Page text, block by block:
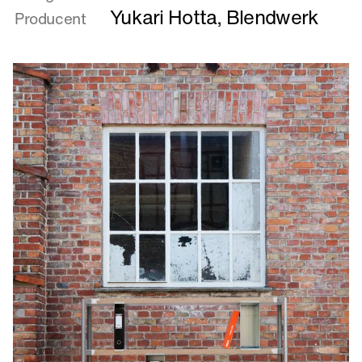
AMI
Producent Yukari Hotta, Blendwerk